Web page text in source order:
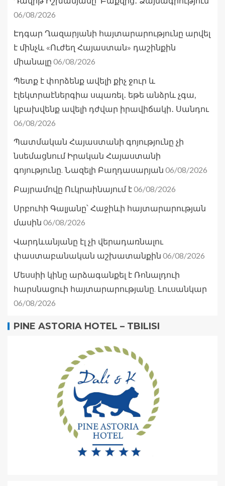
06/08/2026
Էդգար Ղազարյանի հայտարարությունը արվել
է մինչև «Ուժեղ Հայաստան» դաշինքին
միանալը 06/08/2026
Պետք է փորձենք ավելի քիչ ջուր և
էլեկտրաէներգիա սպառել․ եթե անձրև չգա,
կբախվենք ավելի դժվար իրավիճակի․ Սանդու
06/08/2026
Պատմական Հայաստանի գոյությունը չի
նսեմացնում Իրական Հայաստանի
գոյությունը. Նազելի Բաղդասարյան 06/08/2026
Բայրամովը Ուկրաինայում է06/08/2026
Սրբուհի Գալյանը՝ Հաջիևի հայտարարության
մասին 06/08/2026
Վարդևանյանը էլ չի վերադառնալու
փաստաբանական աշխատանքին 06/08/2026
Մեսսիի կինը արձագանքել է Ռոնալդուի
հարսնացուի հայտարարությանը. Լուսանկար
06/08/2026
PINE ASTORIA HOTEL – TBILISI